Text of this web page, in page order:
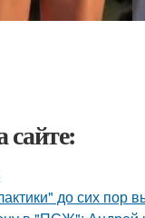
сайте:
до сих пор